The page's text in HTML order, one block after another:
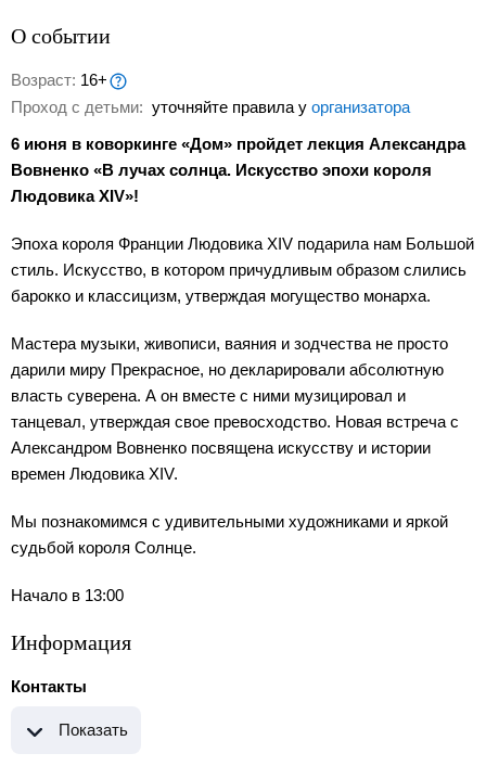
О событии
Возраст: 16+
Проход с детьми: уточняйте правила у организатора
6 июня в коворкинге «Дом» пройдет лекция Александра
Вовненко «В лучах солнца. Искусство эпохи короля
Людовика XIV»!
Эпоха короля Франции Людовика XIV подарила нам Большой
стиль. Искусство, в котором причудливым образом слились
барокко и классицизм, утверждая могущество монарха.
Мастера музыки, живописи, ваяния и зодчества не просто
дарили миру Прекрасное, но декларировали абсолютную
власть суверена. А он вместе с ними музицировал и
танцевал, утверждая свое превосходство. Новая встреча с
Александром Вовненко посвящена искусству и истории
времен Людовика XIV.
Мы познакомимся с удивительными художниками и яркой
судьбой короля Солнце.
Начало в 13:00
Информация
Контакты
Показать